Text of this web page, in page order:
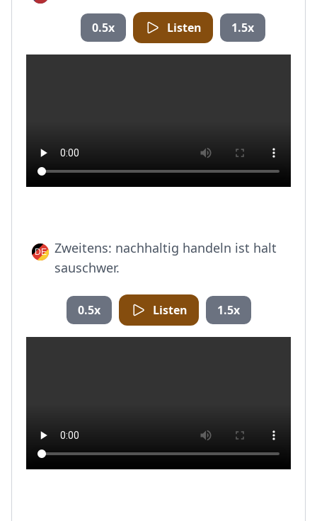
0.5x Listen 1.5x
Zweitens: nachhaltig handeln ist halt
sauschwer.
0.5x Listen 1.5x